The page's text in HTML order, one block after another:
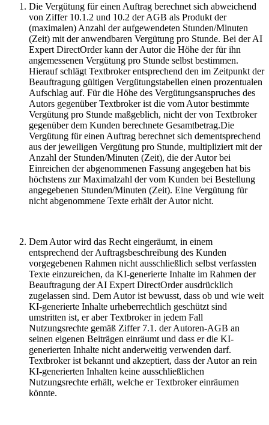
Die Vergütung für einen Auftrag berechnet sich abweichend
von Ziffer 10.1.2 und 10.2 der AGB als Produkt der
(maximalen) Anzahl der aufgewendeten Stunden/Minuten
(Zeit) mit der anwendbaren Vergütung pro Stunde. Bei der AI
Expert DirectOrder kann der Autor die Höhe der für ihn
angemessenen Vergütung pro Stunde selbst bestimmen.
Hierauf schlägt Textbroker entsprechend den im Zeitpunkt der
Beauftragung gültigen Vergütungstabellen einen prozentualen
Aufschlag auf. Für die Höhe des Vergütungsanspruches des
Autors gegenüber Textbroker ist die vom Autor bestimmte
Vergütung pro Stunde maßgeblich, nicht der von Textbroker
gegenüber dem Kunden berechnete Gesamtbetrag.Die
Vergütung für einen Auftrag berechnet sich dementsprechend
aus der jeweiligen Vergütung pro Stunde, multipliziert mit der
Anzahl der Stunden/Minuten (Zeit), die der Autor bei
Einreichen der abgenommenen Fassung angegeben hat bis
höchstens zur Maximalzahl der vom Kunden bei Bestellung
angegebenen Stunden/Minuten (Zeit). Eine Vergütung für
nicht abgenommene Texte erhält der Autor nicht.
Dem Autor wird das Recht eingeräumt, in einem
entsprechend der Auftragsbeschreibung des Kunden
vorgegebenen Rahmen nicht ausschließlich selbst verfassten
Texte einzureichen, da KI-generierte Inhalte im Rahmen der
Beauftragung der AI Expert DirectOrder ausdrücklich
zugelassen sind. Dem Autor ist bewusst, dass ob und wie weit
KI-generierte Inhalte urheberrechtlich geschützt sind
umstritten ist, er aber Textbroker in jedem Fall
Nutzungsrechte gemäß Ziffer 7.1. der Autoren-AGB an
seinen eigenen Beiträgen einräumt und dass er die KI-
generierten Inhalte nicht anderweitig verwenden darf.
Textbroker ist bekannt und akzeptiert, dass der Autor an rein
KI-generierten Inhalten keine ausschließlichen
Nutzungsrechte erhält, welche er Textbroker einräumen
könnte.